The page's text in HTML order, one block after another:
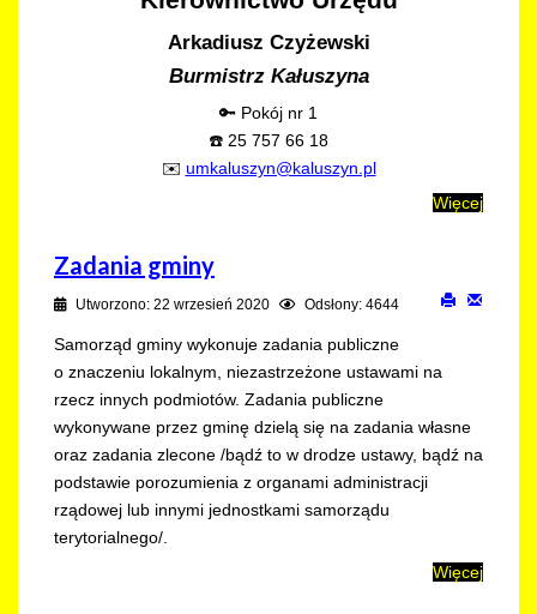
Arkadiusz Czyżewski
Burmistrz Kałuszyna
🔑 Pokój nr 1
☎️ 25 757 66 18
✉️ umkaluszyn@kaluszyn.pl
Więcej
Zadania gminy
Utworzono: 22 wrzesień 2020 Odsłony: 4644
Samorząd gminy wykonuje zadania publiczne
o znaczeniu lokalnym, niezastrzeżone ustawami na
rzecz innych podmiotów. Zadania publiczne
wykonywane przez gminę dzielą się na zadania własne
oraz zadania zlecone /bądź to w drodze ustawy, bądź na
podstawie porozumienia z organami administracji
rządowej lub innymi jednostkami samorządu
terytorialnego/.
Więcej